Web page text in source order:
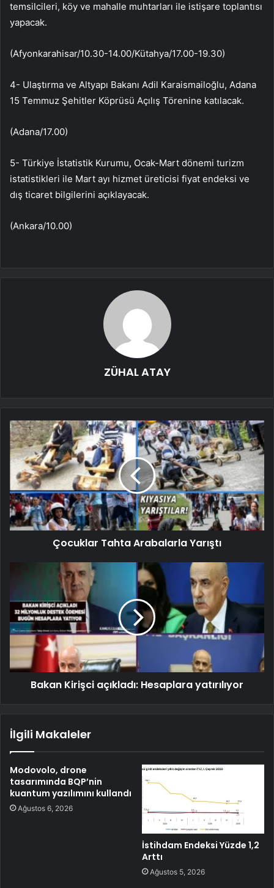
temsilcileri, köy ve mahalle muhtarları ile istişare toplantısı
yapacak.
(Afyonkarahisar/10.30-14.00/Kütahya/17.00-19.30)
4- Ulaştırma ve Altyapı Bakanı Adil Karaismailoğlu, Adana
15 Temmuz Şehitler Köprüsü Açılış Törenine katılacak.
(Adana/17.00)
5- Türkiye İstatistik Kurumu, Ocak-Mart dönemi turizm
istatistikleri ile Mart ayı hizmet üreticisi fiyat endeksi ve
dış ticaret bilgilerini açıklayacak.
(Ankara/10.00)
ZÜHAL ATAY
Çocuklar Tahta Arabalarla Yarıştı
Bakan Kirişci açıkladı: Hesaplara yatırılıyor
İlgili Makaleler
Modovolo, drone
tasarımında BQP’nin
kuantum yazılımını kullandı
Ağustos 6, 2026
İstihdam Endeksi Yüzde 1,2
Arttı
Ağustos 5, 2026